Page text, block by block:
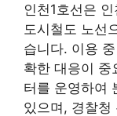
인천1호선은
도시철도 노선
습니다. 이용
확한 대응이 중
터를 운영하여
있으며, 경찰청